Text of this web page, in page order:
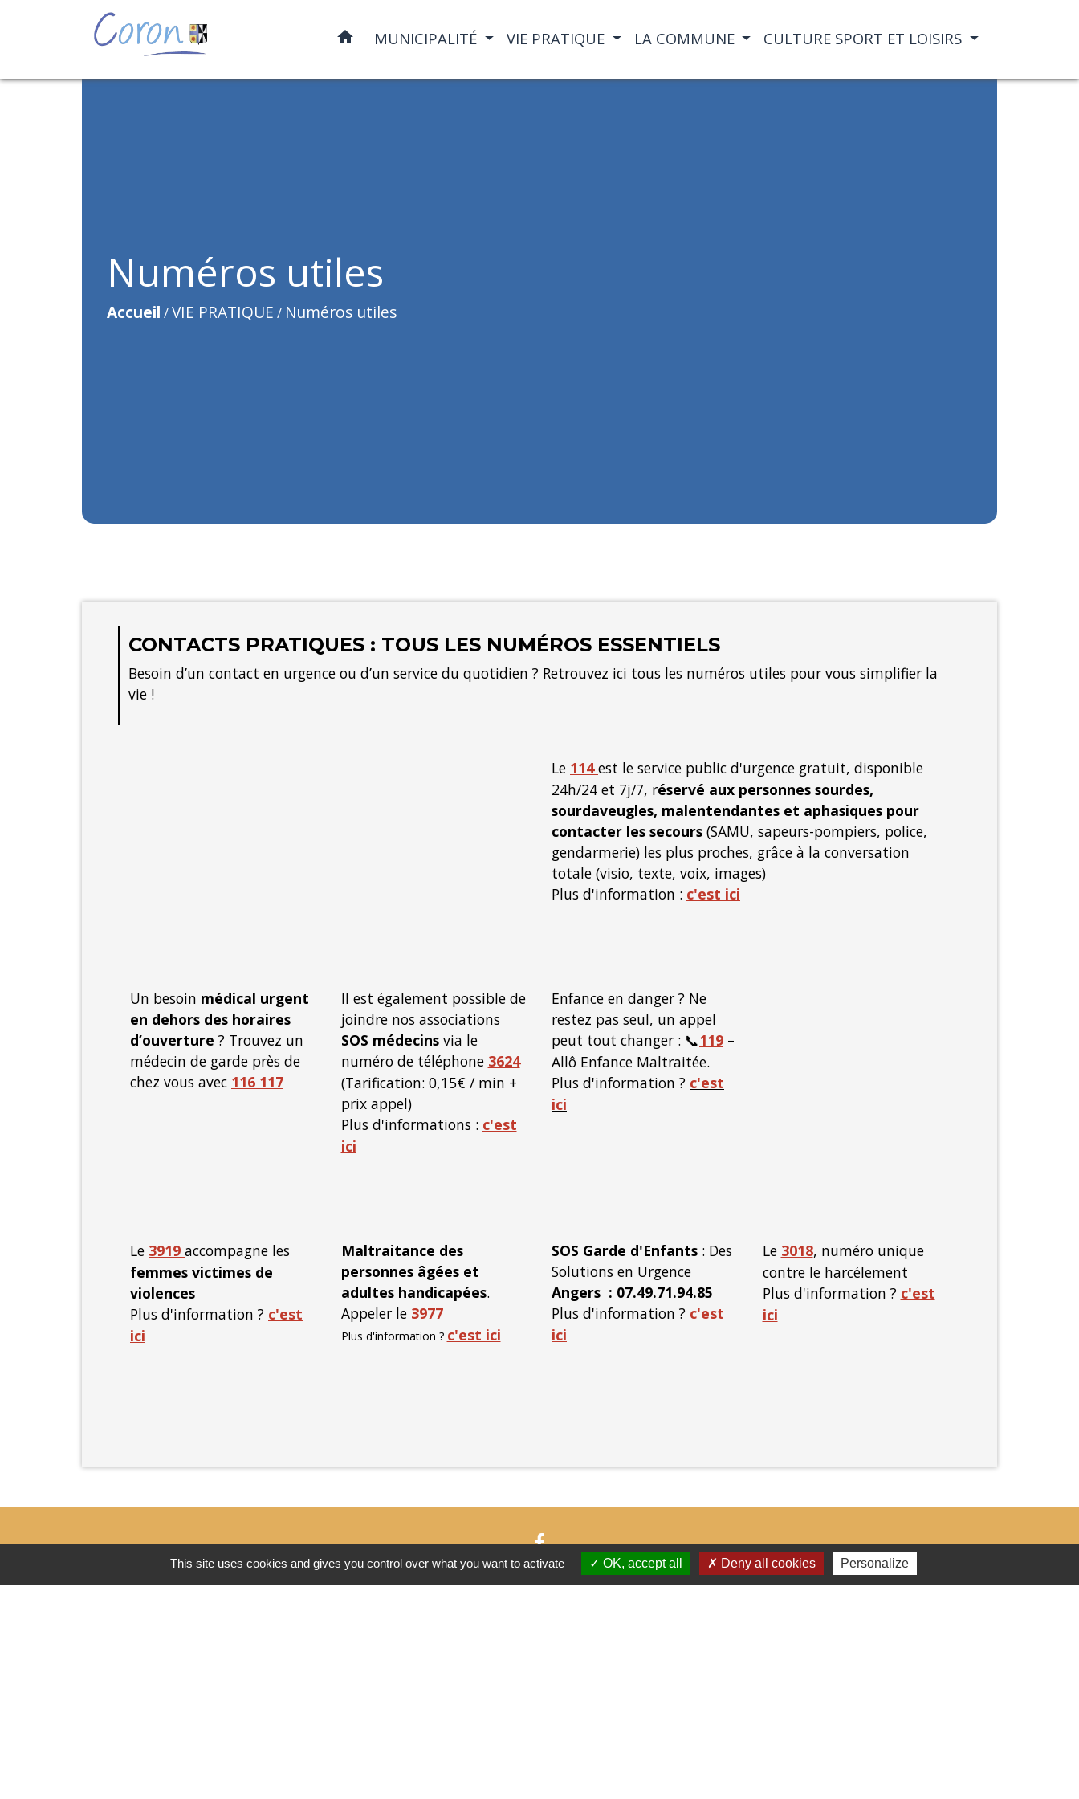
home MUNICIPALITÉ VIE PRATIQUE LA COMMUNE CULTURE SPORT ET LOISIRS
Numéros utiles
Accueil /VIE PRATIQUE / Numéros utiles
CONTACTS PRATIQUES : TOUS LES NUMÉROS ESSENTIELS
Besoin d’un contact en urgence ou d’un service du quotidien ? Retrouvez ici tous les numéros utiles pour vous simplifier la
vie !
Le 114est le service public d'urgence gratuit, disponible
24h/24 et 7j/7, réservé aux personnes sourdes,
sourdaveugles, malentendantes et aphasiques pour
contacter les secours (SAMU, sapeurs-pompiers, police,
gendarmerie) les plus proches, grâce à la conversation
totale (visio, texte, voix, images)
Plus d'information : c'est ici
Un besoin médical urgent
en dehors des horaires
d’ouverture ? Trouvez un
médecin de garde près de
chez vous avec 116 117
Il est également possible de
joindre nos associations
SOS médecinsvia le
numéro de téléphone 3624
(Tarification: 0,15€ / min +
prix appel)
Plus d'informations : c'est
ici
Enfance en danger ? Ne
restez pas seul, un appel
peut tout changer : 📞119 –
Allô Enfance Maltraitée.
Plus d'information ? c'est
ici
Le 3919 accompagne les
femmes victimes de
violences
Plus d'information ? c'est
ici
Maltraitance des
personnes âgées et
adultes handicapées.
Appeler le 3977
Plus d'information ? c'est ici
SOS Garde d'Enfants : Des
Solutions en Urgence
Angers : 07.49.71.94.85
Plus d'information ? c'est
ici
Le 3018, numéro unique
contre le harcélement
Plus d'information ? c'est
ici
This site uses cookies and gives you control over what you want to activate OK, accept all Deny all cookies Personalize